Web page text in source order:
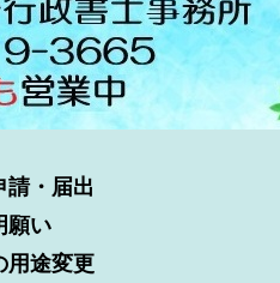
請・届出
願い
用途変更